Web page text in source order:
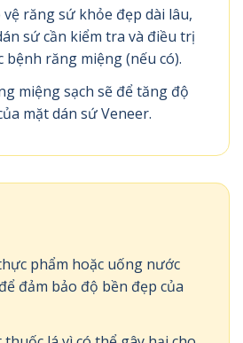
răng sứ khỏe đẹp dài lâu,
sứ cần kiểm tra và điều trị
bệnh răng miệng (nếu có).
miệng sạch sẽ để tăng độ
mặt dán sứ Veneer.
phẩm hoặc uống nước
đảm bảo độ bền đẹp của